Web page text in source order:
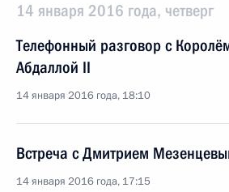
14 января 2016 года, четверг
Телефонный разговор с
Абдаллой II
14 января 2016 года, 18:10
Встреча с Дмитрием
14 января 2016 года, 17:15